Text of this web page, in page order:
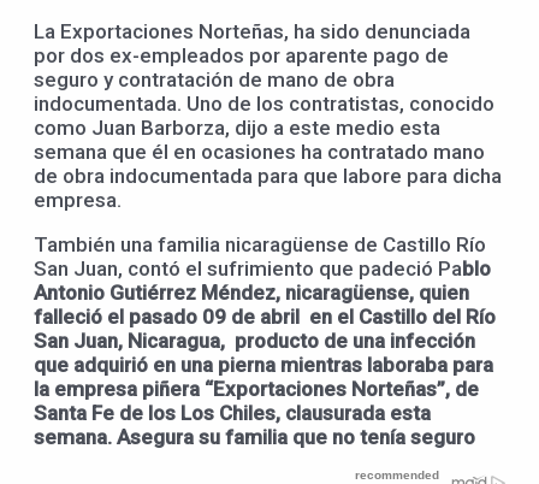
La Exportaciones Norteñas, ha sido denunciada
por dos ex-empleados por aparente pago de
seguro y contratación de mano de obra
indocumentada. Uno de los contratistas, conocido
como Juan Barborza, dijo a este medio esta
semana que él en ocasiones ha contratado mano
de obra indocumentada para que labore para dicha
empresa.
También una familia nicaragüense de Castillo Río
San Juan, contó el sufrimiento que padeció Pablo
Antonio Gutiérrez Méndez, nicaragüense, quien
falleció el pasado 09 de abril en el Castillo del Río
San Juan, Nicaragua, producto de una infección
que adquirió en una pierna mientras laboraba para
la empresa piñera “Exportaciones Norteñas”, de
Santa Fe de los Los Chiles, clausurada esta
semana. Asegura su familia que no tenía seguro